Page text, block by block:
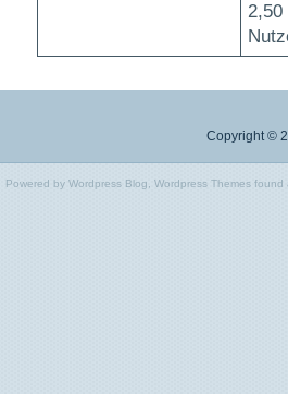
2,50
Copyright ©
Powered by Wordpress Blog, Wordpress Themes